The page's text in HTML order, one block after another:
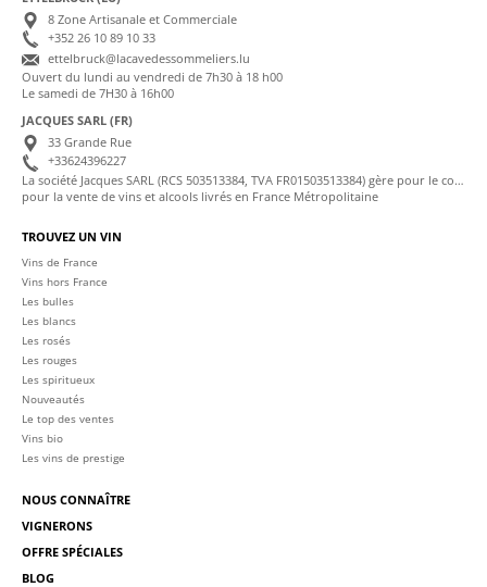
8 Zone Artisanale et Commerciale
+352 26 10 89 10 33
ettelbruck@lacavedessommeliers.lu
Ouvert du lundi au vendredi de 7h30 à 18 h00
Le samedi de 7H30 à 16h00
JACQUES SARL (FR)
33 Grande Rue
+33624396227
La société Jacques SARL (RCS 503513384, TVA FR01503513384) gère pour le compte de La Cave des Sommeliers les transactions bancaires et la facturation
pour la vente de vins et alcools livrés en France Métropolitaine
TROUVEZ UN VIN
Vins de France
Vins hors France
Les bulles
Les blancs
Les rosés
Les rouges
Les spiritueux
Nouveautés
Le top des ventes
Vins bio
Les vins de prestige
NOUS CONNAÎTRE
VIGNERONS
OFFRE SPÉCIALES
BLOG